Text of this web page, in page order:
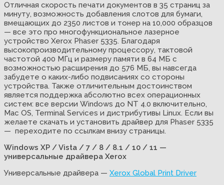
Отличная скорость печати документов в 35 страниц за
минуту, возможность добавления слотов для бумаги,
вмещающих до 2350 листов и тонер на 10,000 образцов
— все это про многофункциональное лазерное
устройство Xerox Phaser 5335. Благодаря
высокопроизводительному процессору, тактовой
частотой 400 МГц и размеру памяти в 64 МБ с
возможностью расширения до 576 МБ, вы навсегда
забудете о каких-либо подвисаниях со стороны
устройства. Также отличительным достоинством
является поддержка абсолютно всех операционных
систем: все версии Windows до NT 4.0 включительно,
Mac OS, Terminal Services и дистрибутивы Linux. Если вы
желаете скачать и установить драйвер для Phaser 5335
— переходите по ссылкам внизу страницы.
Windows XP / Vista / 7 / 8 / 8.1 / 10 / 11 —
универсальные драйвера Xerox
Универсальные драйвера — Xerox Global Print Driver